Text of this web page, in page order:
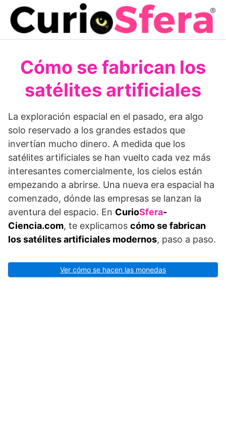
Saltar
contenido
Cómo se fabrican los
satélites artificiales
La exploración espacial en el pasado, era algo
solo reservado a los grandes estados que
invertían mucho dinero. A medida que los
satélites artificiales se han vuelto cada vez más
interesantes comercialmente, los cielos están
empezando a abrirse. Una nueva era espacial ha
comenzado, dónde las empresas se lanzan la
aventura del espacio. En CurioSfera-
Ciencia.com, te explicamos cómo se fabrican
los satélites artificiales modernos, paso a paso.
Ver cómo se hacen las monedas